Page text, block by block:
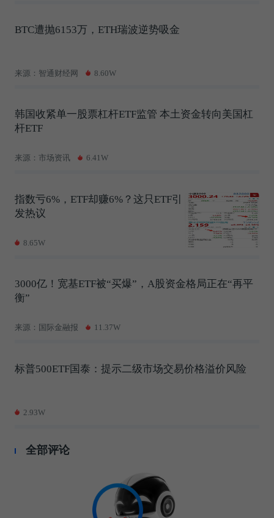
BTC遭抛6153万，ETH瑞波逆势吸金
来源：智通财经网 8.60W
韩国收紧单一股票杠杆ETF监管 本土资金转向美国杠
杆ETF
来源：市场资讯 6.41W
指数亏6%，ETF却赚6%？这只ETF引
发热议
8.65W
3000亿！宽基ETF被“买爆”，A股资金格局正在“再平
衡”
来源：国际金融报 11.37W
标普500ETF国泰：提示二级市场交易价格溢价风险
2.93W
全部评论